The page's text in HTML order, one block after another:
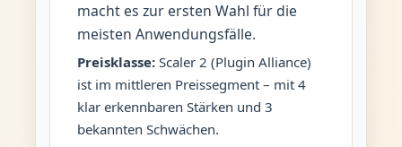
macht es zur ersten Wahl für die
meisten Anwendungsfälle.
Preisklasse:Scaler 2 (Plugin Alliance)
ist im mittleren Preissegment – mit 4
klar erkennbaren Stärken und 3
bekannten Schwächen.